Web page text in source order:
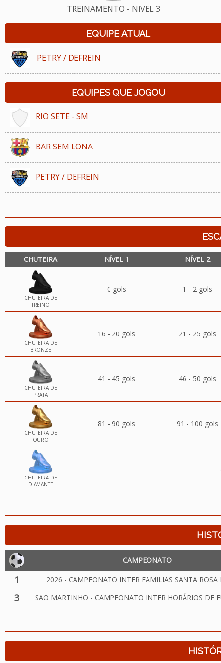
TREINAMENTO - NíVEL 3
EQUIPE ATUAL
PETRY / DEFREIN
EQUIPES QUE JOGOU
RIO SETE - SM
BAR SEM LONA
PETRY / DEFREIN
CHUTEIRA NÍVEL 1 NÍVEL 2
CHUTEIRA DE
TREINO
0 gols 1 - 2 gols
CHUTEIRA DE
BRONZE
16 - 20 gols 21 - 25 gols
CHUTEIRA DE
PRATA
41 - 45 gols 46 - 50 gols
CHUTEIRA DE
OURO
81 - 90 gols 91 - 100 gols
CHUTEIRA DE
DIAMANTE
CAMPEONATO
1 2026 - CAMPEONATO INTER FAMILIAS SANTA ROSA
3 SÃO MARTINHO - CAMPEONATO INTER HORÁRIOS DE